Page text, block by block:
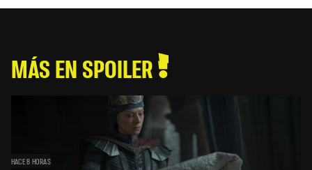
MÁS EN SPOILER
HACE 8 HORAS